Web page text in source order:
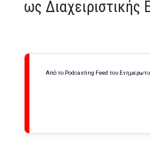
ως
Από το Podcasting Feed του